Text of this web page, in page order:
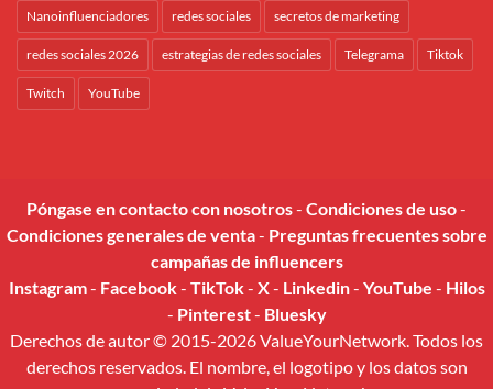
Nanoinfluenciadores redes sociales secretos de marketing
redes sociales 2026 estrategias de redes sociales Telegrama Tiktok
Twitch YouTube
Póngase en contacto con nosotros- Condiciones de uso-
Condiciones generales de venta- Preguntas frecuentes sobre
campañas de influencers
Instagram- Facebook- TikTok- X- Linkedin- YouTube - Hilos
- Pinterest- Bluesky
Derechos de autor © 2015-2026 ValueYourNetwork. Todos los
derechos reservados. El nombre, el logotipo y los datos son